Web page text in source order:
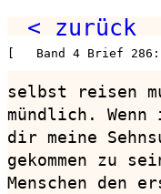
< zurück
[   Band 4 Brief
selbst reisen
mündlich.
dir meine
gekommen zu
Menschen den